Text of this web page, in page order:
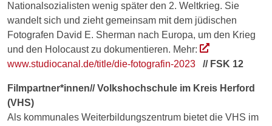
Nationalsozialisten wenig später den 2. Weltkrieg. Sie
wandelt sich und zieht gemeinsam mit dem jüdischen
Fotografen David E. Sherman nach Europa, um den Krieg
und den Holocaust zu dokumentieren. Mehr:
www.studiocanal.de/title/die-fotografin-2023 // FSK 12
Filmpartner*innen// Volkshochschule im Kreis Herford
(VHS)
Als kommunales Weiterbildungszentrum bietet die VHS im